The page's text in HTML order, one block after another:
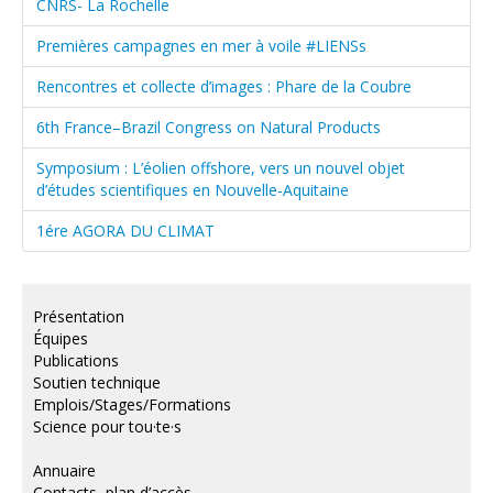
CNRS- La Rochelle
Premières campagnes en mer à voile #LIENSs
Rencontres et collecte d’images : Phare de la Coubre
6th France–Brazil Congress on Natural Products
Symposium : L’éolien offshore, vers un nouvel objet
d’études scientifiques en Nouvelle-Aquitaine
1ére AGORA DU CLIMAT
Présentation
Équipes
Publications
Soutien technique
Emplois/Stages/Formations
Science pour tou·te·s
Annuaire